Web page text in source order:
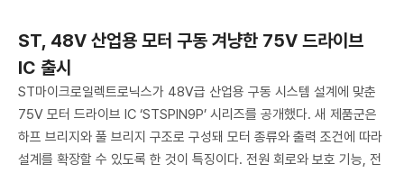
ST, 48V 산업용 모터 구동 겨냥한 75V 드라이브
IC 출시
ST마이크로일렉트로닉스가 48V급 산업용 구동 시스템 설계에 맞춘
75V 모터 드라이브 IC ‘STSPIN9P’ 시리즈를 공개했다. 새 제품군은
하프 브리지와 풀 브리지 구조로 구성돼 모터 종류와 출력 조건에 따라
설계를 확장할 수 있도록 한 것이 특징이다. 전원 회로와 보호 기능, 전